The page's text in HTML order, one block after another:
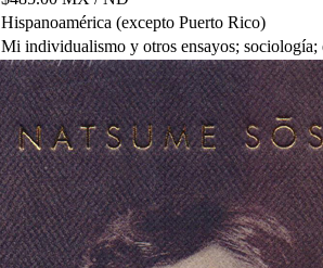
Hispanoamérica (excepto Puerto Rico)
Mi individualismo y otros ensayos; sociología;